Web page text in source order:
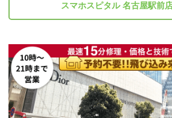
スマホスピタル 名古屋駅前